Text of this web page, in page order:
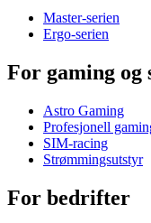
Master-serien
Ergo-serien
For gaming og
Astro Gaming
Profesjonell
SIM-racing
Strømmingsutstyr
For bedrifter